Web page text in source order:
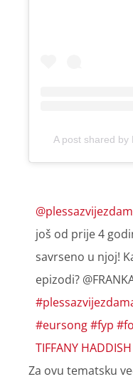
A post shared by
još od prije 4
savrseno u njoj!
epizodi?
#eursong#fyp
TIFFANY HADDISH
Za ovu tematsku